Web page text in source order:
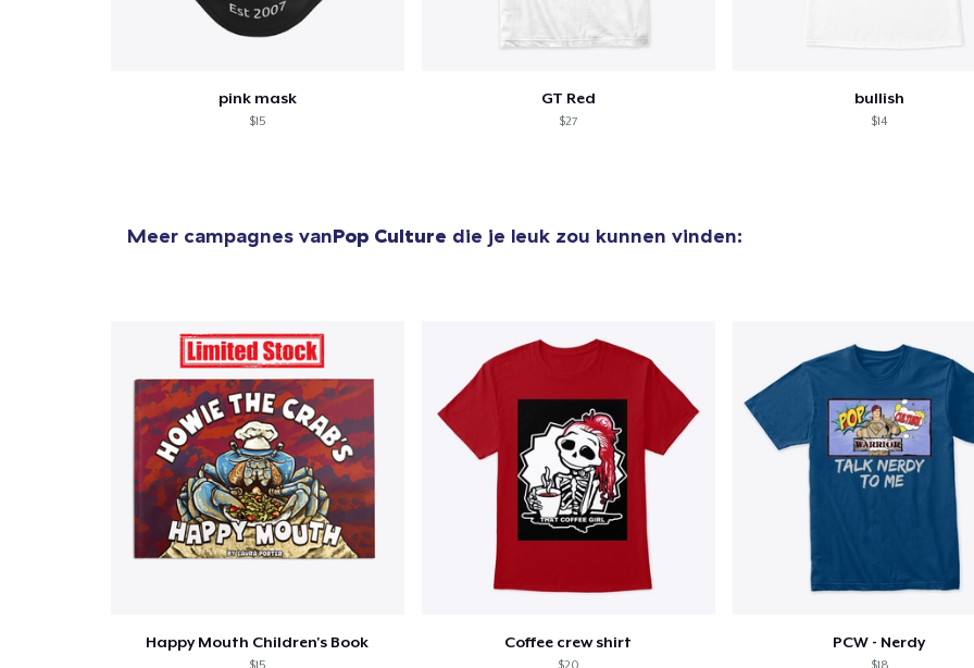
pink mask
$15
GT Red
$27
bullish
$14
Meer campagnes vanPop Culture die je leuk zou kunnen vinden:
Happy Mouth Children's Book Coffee crew shirt PCW - Nerdy
US$ 19,99
Women's Flowy Tank Top